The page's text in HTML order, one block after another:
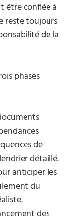
être confiée à
reste toujours
de la
phases
de
détaillé.
anticiper les
du
des